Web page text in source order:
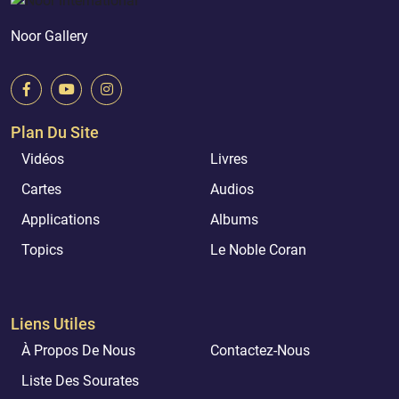
Noor Gallery
Plan Du Site
Vidéos
Livres
Cartes
Audios
Applications
Albums
Topics
Le Noble Coran
Liens Utiles
À Propos De Nous
Contactez-Nous
Liste Des Sourates